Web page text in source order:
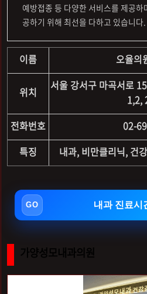
예방접종 등 다양한 서비스를 제공
공하기 위해 최선을 다하고 있습니다.
이름 오율의
위치
서울 강서구 마곡서로
1,2,
전화번호
02-
특징
내과, 비만클리닉, 건
내과 진료시
가양성모내과의원